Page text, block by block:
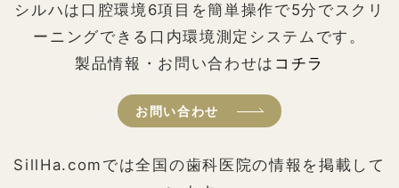
シルハは口腔環境6項目を簡単操作で5分でスクリ
ーニングできる口内環境測定システムです。
製品情報・お問い合わせは コチラ
お問い合わせ
SillHa.comでは全国の歯科医院の情報を掲載して